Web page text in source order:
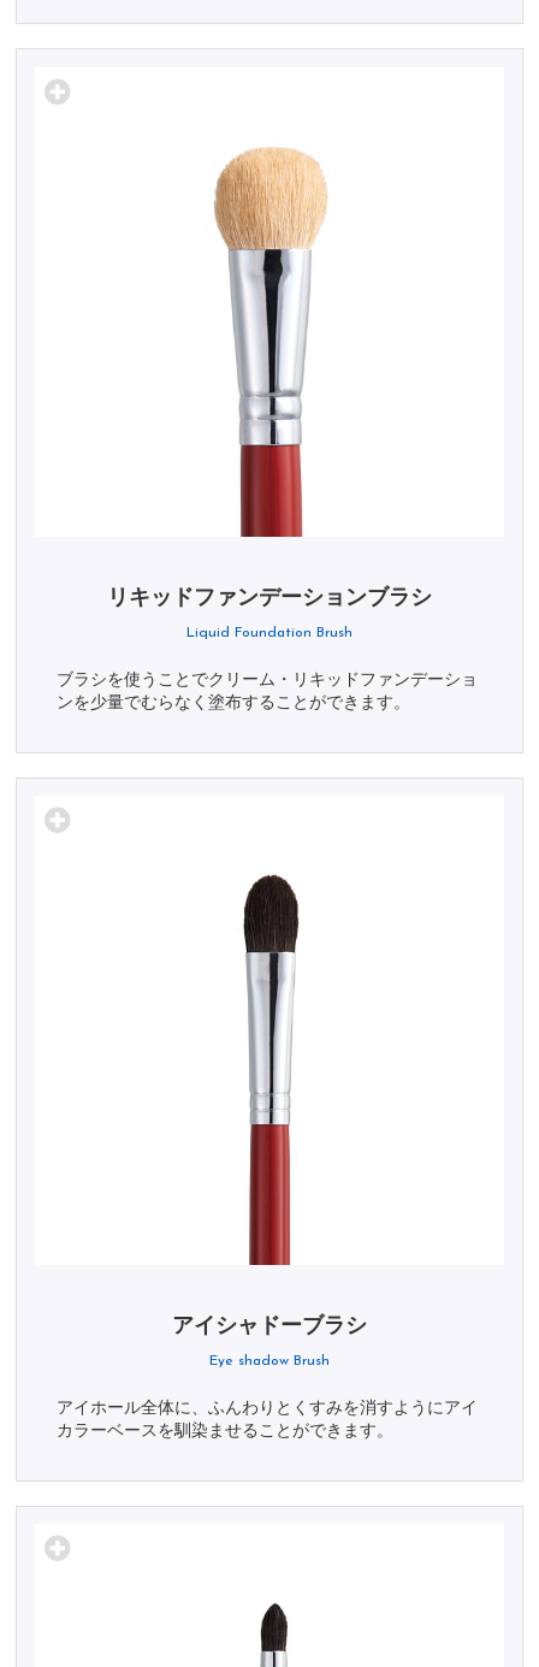
リキッドファンデーションブラシ
Liquid Foundation Brush
ブラシを使うことでクリーム・リキッドファンデーショ
ンを少量でむらなく塗布することができます。
アイシャドーブラシ
Eye shadow Brush
アイホール全体に、ふんわりとくすみを消すようにアイ
カラーベースを馴染ませることができます。